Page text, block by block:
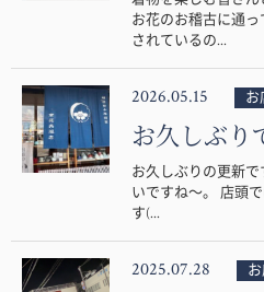
お花のお稽古に通
されているの...
2026.05.15 お
お久しぶり
お久しぶりの更新で
いですね〜。 店頭
す(...
2025.07.28